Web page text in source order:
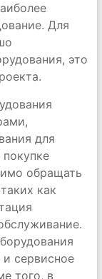
Для
это
для
обращать
как
сервисное
того, в